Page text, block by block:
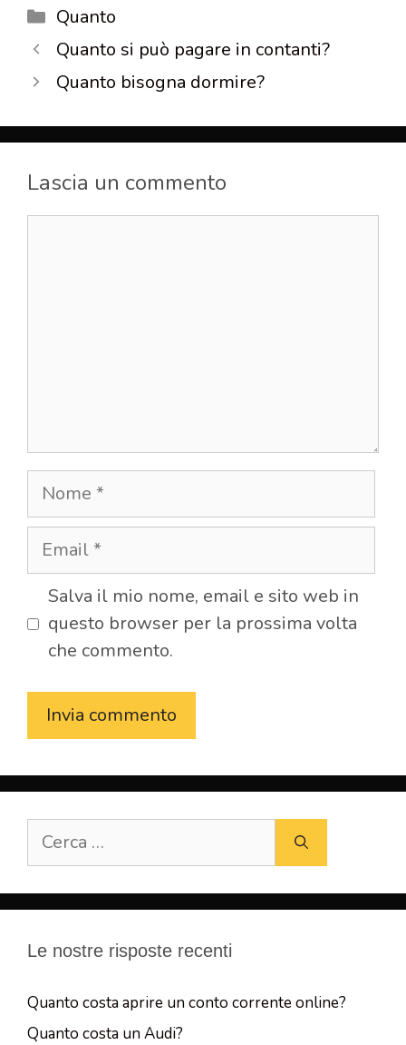
Categorie
Quanto
Quanto si può pagare in contanti?
Quanto bisogna dormire?
Lascia un commento
Nome
Email
Salva il mio nome, email e sito web in
questo browser per la prossima volta
che commento.
per:
Le nostre risposte recenti
Quanto costa aprire un conto corrente online?
Quanto costa un Audi?